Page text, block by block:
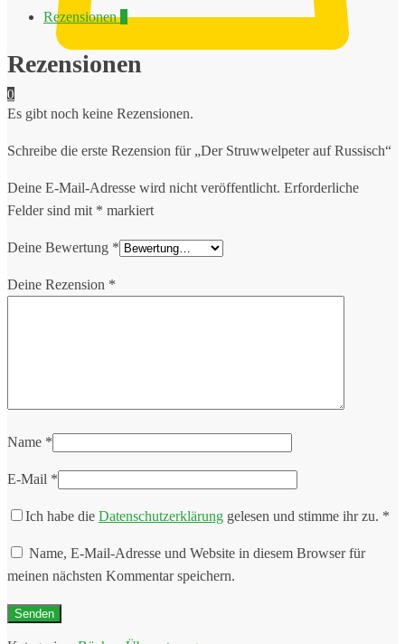
0
MengeRezensionen
Rezensionen
Es gibt noch keine Rezensionen.
Schreibe die erste Rezension für „Der Struwwelpeter auf Russisch“
Deine E-Mail-Adresse wird nicht veröffentlicht. Erforderliche
Felder sind mit * markiert
Deine Bewertung *
Deine Rezension *
Name *
E-Mail *
Ich habe die Datenschutzerklärung gelesen und stimme ihr zu. *
Name, E-Mail-Adresse und Website in diesem Browser für
meinen nächsten Kommentar speichern.